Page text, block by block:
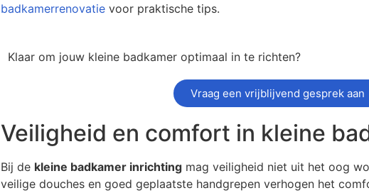
badkamerrenovatievoor praktische tips.
Klaar om jouw kleine badkamer optimaal in te richten?
Vraag een vrijblijvend gesprek aan
Veiligheid en comfort in kleine
Bij de kleine badkamer inrichtingmag veiligheid niet uit het oog
veilige douches en goed geplaatste handgrepen verhogen het